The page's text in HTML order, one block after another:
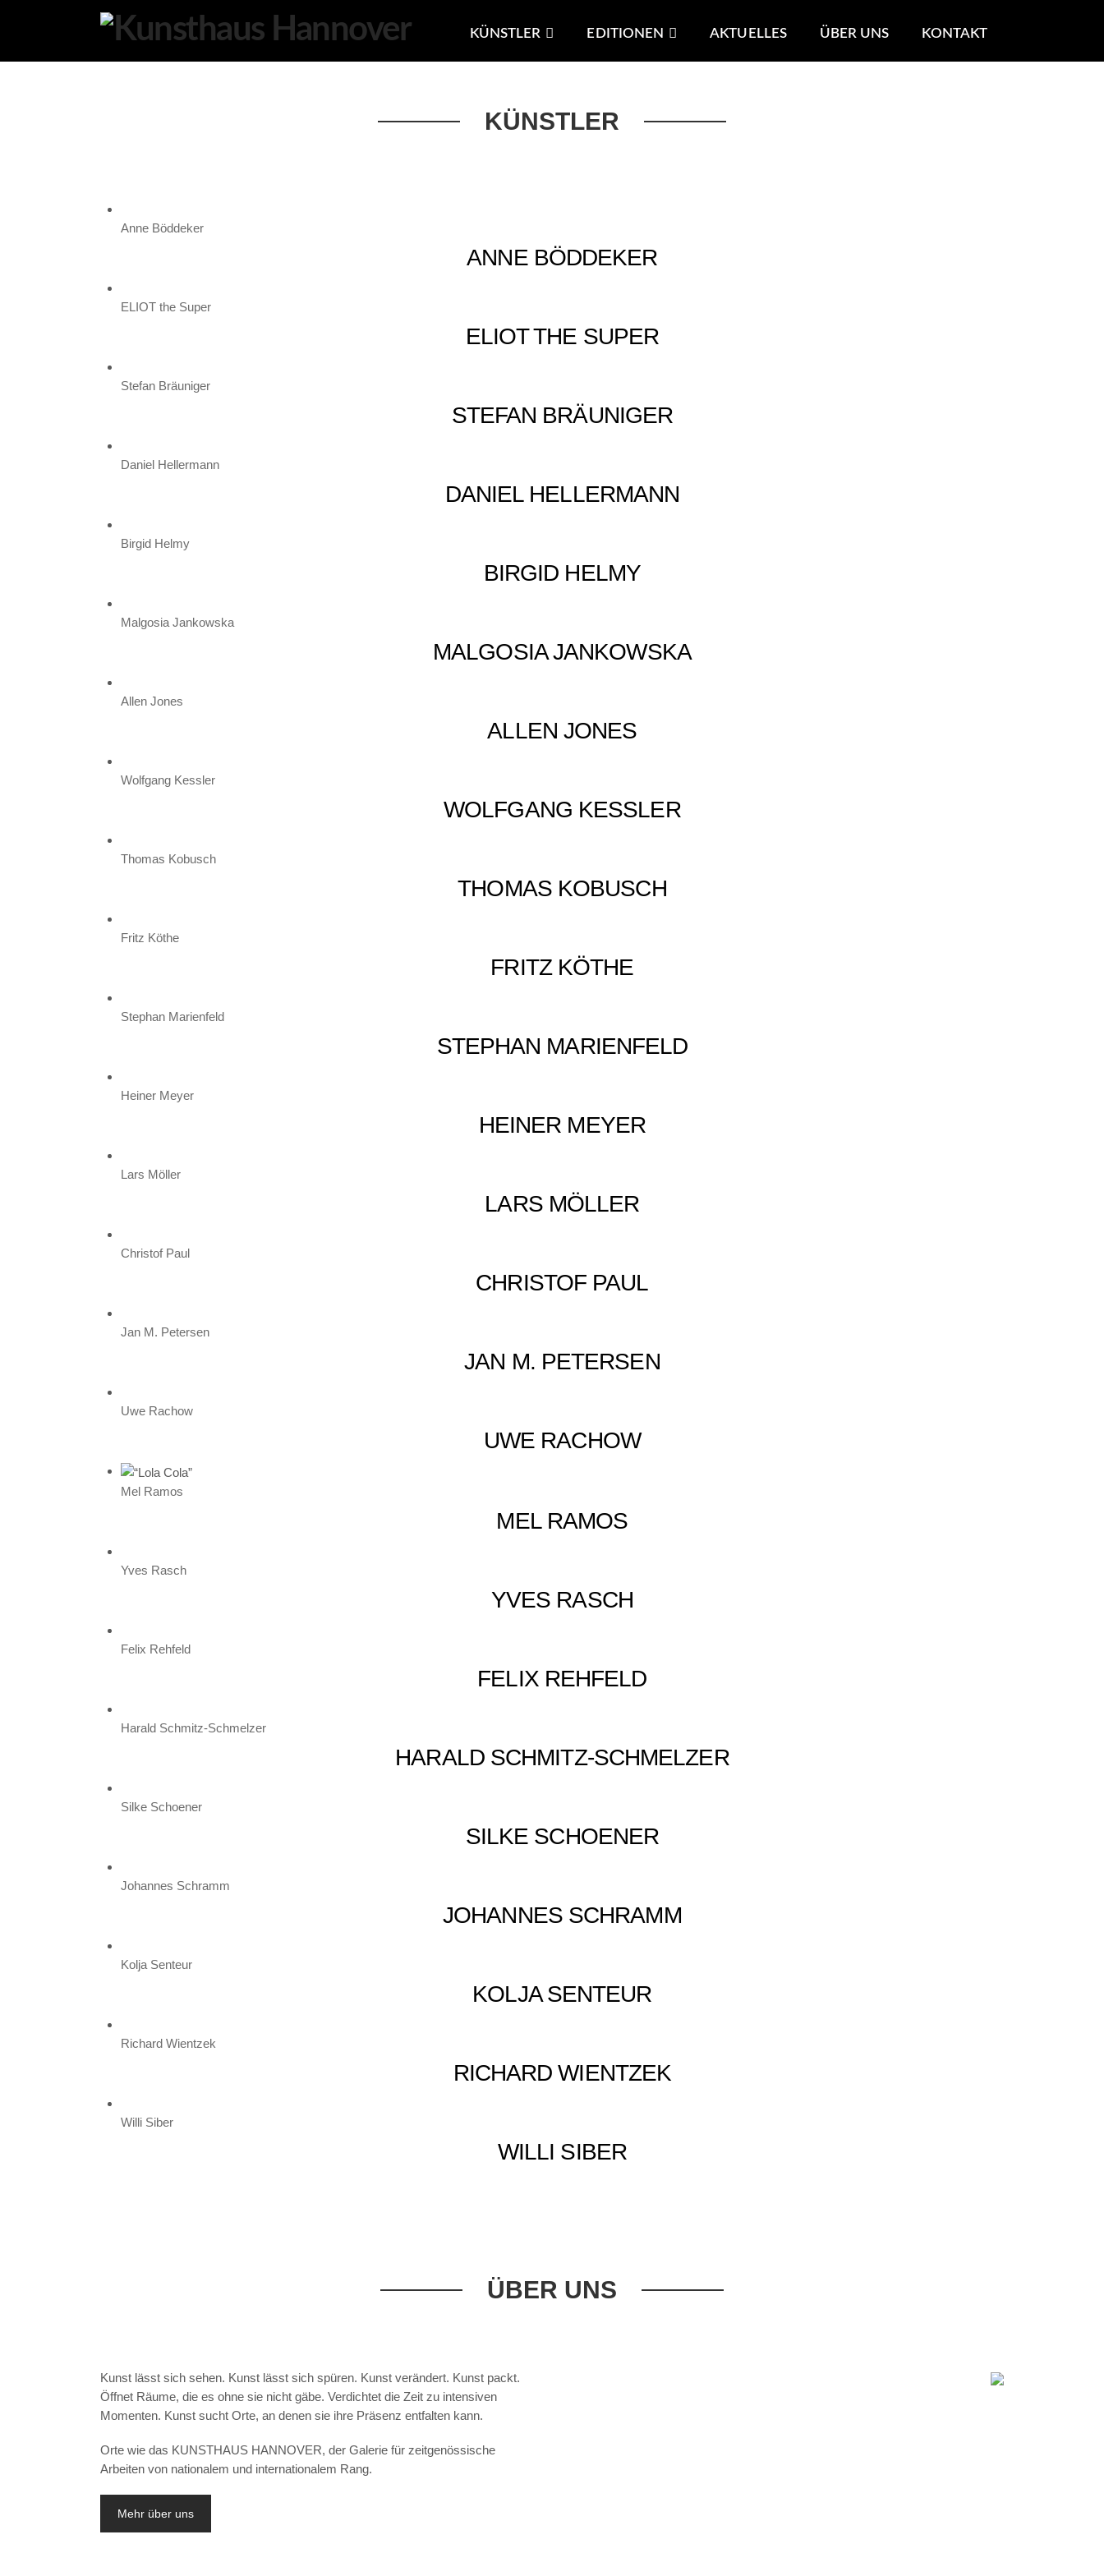
K
U
N
S
N
V
KÜNSTLER EDITIONEN AKTUELLES ÜBER UNS KONTAKT
KÜNSTLER
Anne Böddeker
ANNE BÖDDEKER
ELIOT the Super
ELIOT THE SUPER
Stefan Bräuniger
STEFAN BRÄUNIGER
Daniel Hellermann
DANIEL HELLERMANN
Birgid Helmy
BIRGID HELMY
Malgosia Jankowska
MALGOSIA JANKOWSKA
Allen Jones
ALLEN JONES
Wolfgang Kessler
WOLFGANG KESSLER
Thomas Kobusch
THOMAS KOBUSCH
Fritz Köthe
FRITZ KÖTHE
Stephan Marienfeld
STEPHAN MARIENFELD
Heiner Meyer
HEINER MEYER
Lars Möller
LARS MÖLLER
Christof Paul
CHRISTOF PAUL
Jan M. Petersen
JAN M. PETERSEN
Uwe Rachow
UWE RACHOW
Mel Ramos
MEL RAMOS
Yves Rasch
YVES RASCH
Felix Rehfeld
FELIX REHFELD
Harald Schmitz-Schmelzer
HARALD SCHMITZ-SCHMELZER
Silke Schoener
SILKE SCHOENER
Johannes Schramm
JOHANNES SCHRAMM
Kolja Senteur
KOLJA SENTEUR
Richard Wientzek
RICHARD WIENTZEK
Willi Siber
WILLI SIBER
ÜBER UNS
Kunst lässt sich sehen. Kunst lässt sich spüren. Kunst verändert. Kunst packt.
Öffnet Räume, die es ohne sie nicht gäbe. Verdichtet die Zeit zu intensiven
Momenten. Kunst sucht Orte, an denen sie ihre Präsenz entfalten kann.
Orte wie das KUNSTHAUS HANNOVER, der Galerie für zeitgenössische
Arbeiten von nationalem und internationalem Rang.
Mehr über uns